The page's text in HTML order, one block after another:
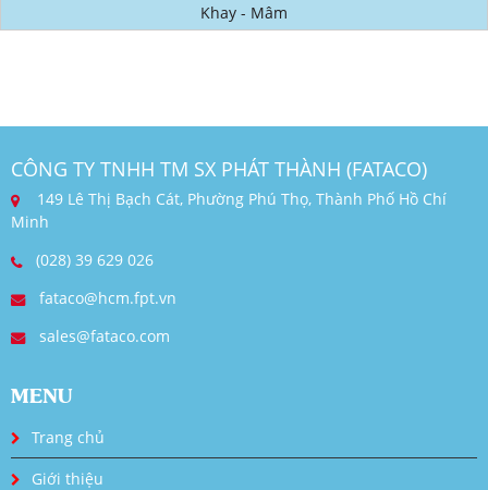
Khay - Mâm
CÔNG TY TNHH TM SX PHÁT THÀNH (FATACO)
149 Lê Thị Bạch Cát, Phường Phú Thọ, Thành Phố Hồ Chí
Minh
(028) 39 629 026
fataco@hcm.fpt.vn
sales@fataco.com
MENU
Trang chủ
Giới thiệu